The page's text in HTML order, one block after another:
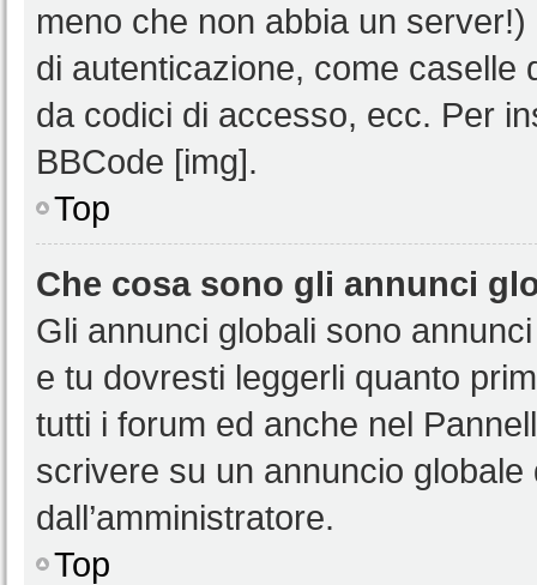
meno che non abbia un
di autenticazione, come caselle
da codici di accesso, ecc. Per
BBCode [img].
Top
Che cosa sono gli annunci
Gli annunci globali sono
e tu dovresti leggerli quanto
tutti i forum ed anche nel
scrivere su un annuncio
dall’amministratore.
Top